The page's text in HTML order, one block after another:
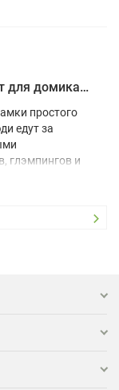
Почему проектор – лучший гаджет для домика в глэмпинге
простого
едут за
глэмпингов и
и
соцсетях,